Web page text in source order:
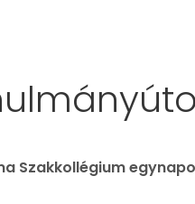
Szakkollégium